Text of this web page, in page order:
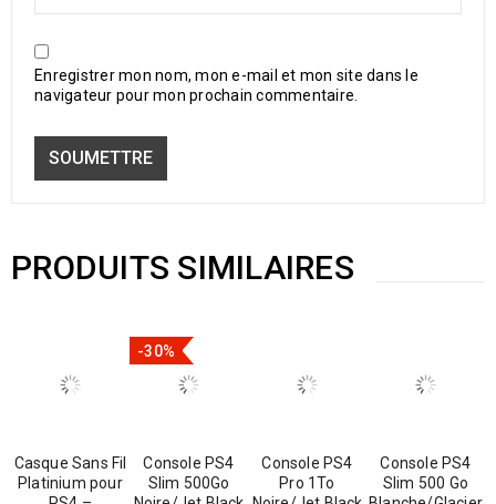
Enregistrer mon nom, mon e-mail et mon site dans le
navigateur pour mon prochain commentaire.
PRODUITS SIMILAIRES
Casque Sans Fil
Platinium pour
-30%
Console PS4
Slim 500Go
Console PS4
Pro 1To
Console PS4
Slim 500 Go